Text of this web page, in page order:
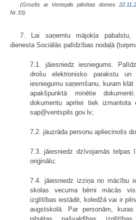
(Grozīts ar Ventspils pilsētas domes
Nr.33)
7. Lai saņemtu mājokļa pabalstu,
dienesta Sociālās palīdzības nodaļā
7.1. jāiesniedz iesniegums.
drošu elektronisko parakstu
iesniegumu saņemšanu, kuram
apakšpunktā minētie
dokumentu apritei tiek izmantota
sap@ventspils.gov.lv;
7.2. jāuzrāda personu apliecinošs
7.3. jāiesniedz dzīvojamās telpas
oriģinālu;
7.4. jāiesniedz izziņa no mācību
skolas vecuma bērni mācās
izglītības iestādē, koledžā vai ir
augstskolā. Par personām,